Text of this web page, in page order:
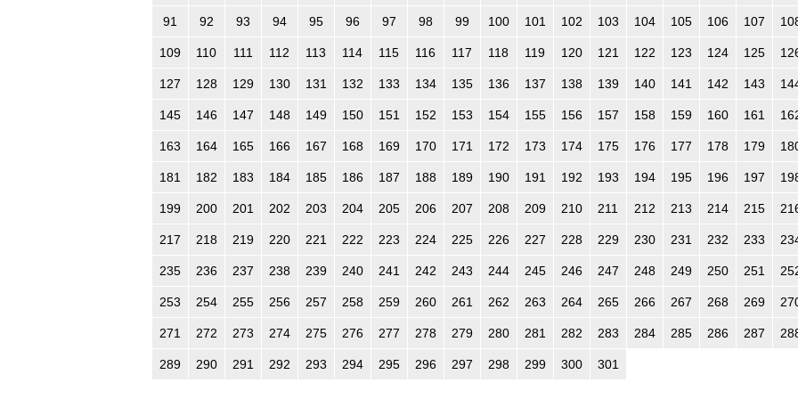
91 92 93 94 95 96 97 98 99 100 101 102 103 104 105 106 107
109 110 111 112 113 114 115 116 117 118 119 120 121 122 123 124 125
127 128 129 130 131 132 133 134 135 136 137 138 139 140 141 142 143
145 146 147 148 149 150 151 152 153 154 155 156 157 158 159 160 161
163 164 165 166 167 168 169 170 171 172 173 174 175 176 177 178 179
181 182 183 184 185 186 187 188 189 190 191 192 193 194 195 196 197
199 200 201 202 203 204 205 206 207 208 209 210 211 212 213 214 215
217 218 219 220 221 222 223 224 225 226 227 228 229 230 231 232 233
235 236 237 238 239 240 241 242 243 244 245 246 247 248 249 250 251
253 254 255 256 257 258 259 260 261 262 263 264 265 266 267 268 269
271 272 273 274 275 276 277 278 279 280 281 282 283 284 285 286 287
289 290 291 292 293 294 295 296 297 298 299 300 301